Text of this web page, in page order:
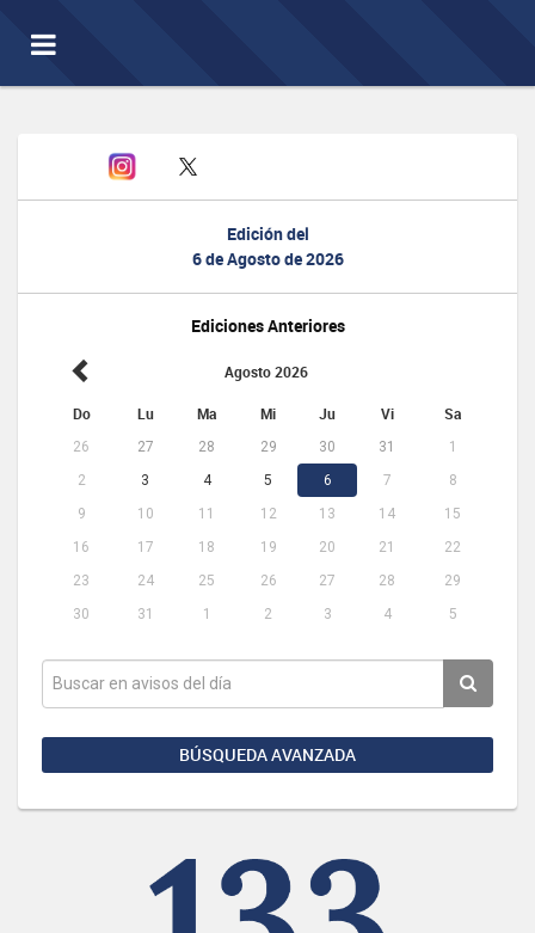
Toggle
navigation
Edición del
6 de Agosto de 2026
Ediciones Anteriores
Agosto 2026
Do Lu Ma Mi Ju Vi Sa
26 27 28 29 30 31
1
2
3 4 5 6 7
8
9
10 11 12 13 14
15
16
17 18 19 20 21
22
23
24 25 26 27 28
29
30
31 1 2 3 4 5
BÚSQUEDA AVANZADA